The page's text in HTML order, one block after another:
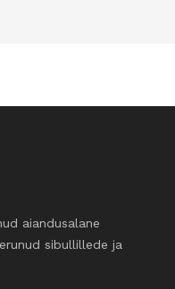
aiandusalane
sibullillede ja